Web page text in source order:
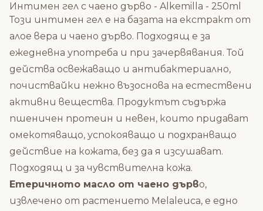
Интимен гел с чаено дърво - Alkemilla - 250ml
Този интимен гел е на базата на екстракт от
алое вера и чаено дърво. Подходящ е за
ежедневна употреба и при зачервявания. Той
действа освежаващо и антибактериално,
почиствайки нежно възоснова на естествени
активни вещества. Продуктът съдържа
пшеничен протеин и невен, които придават
омекотяващо, успокояващо и подхранващо
действие на кожата, без да я изсушават.
Подходящ и за чувствителна кожа.
Етеричното масло от чаено дърво,
извлечено от растението Melaleuca, е едно